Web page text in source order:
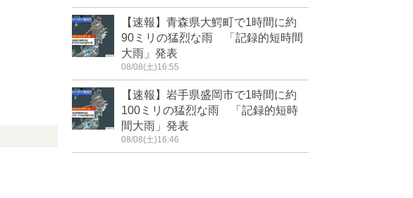
【速報】青森県大鰐町で1時間に約
90ミリの猛烈な雨 「記録的短時間
大雨」発表
08/08(土)16:55
【速報】岩手県盛岡市で1時間に約
100ミリの猛烈な雨 「記録的短時
間大雨」発表
08/08(土)16:46